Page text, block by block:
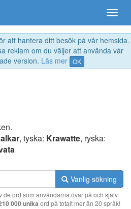
att hantera ditt besök på vår hemsida.
reklam om du väljer att använda vår
version. Läs mer OK
, tyska: Krawatte, ryska:
Vanlig sökning
de ord som användarna övar på och själv
000 unika ord på totalt mer än 20 språk!